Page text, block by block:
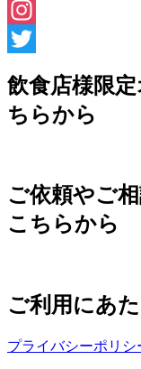
Facebook
Instagram
飲食店様限
ちらから
ご依頼やご
こちらから
ご利用にあ
プライバシーポリシ